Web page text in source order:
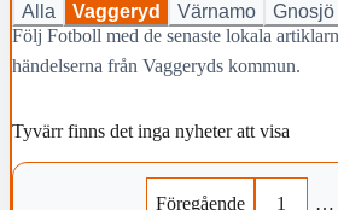
Alla
Vaggeryd Värnamo
Gnosjö
Följ Fotboll med de senaste lokala
händelserna från Vaggeryds kommun.
Tyvärr finns det inga nyheter att visa
Föregående 1 …